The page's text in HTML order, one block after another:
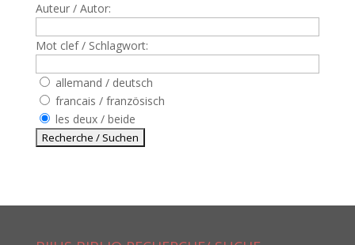
Auteur / Autor:
Mot clef / Schlagwort:
allemand / deutsch
francais / französisch
les deux / beide